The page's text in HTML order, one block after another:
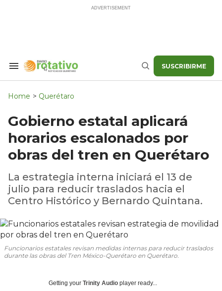
Search
Navigation
Buscar SUSCRIBIRME
Home > Querétaro
Gobierno estatal aplicará
horarios escalonados por
obras del tren en Querétaro
La estrategia interna iniciará el 13 de
julio para reducir traslados hacia el
Centro Histórico y Bernardo Quintana.
Funcionarios estatales revisan medidas internas para reducir traslados
durante las obras del Tren México-Querétaro en Querétaro.
Getting your Trinity Audio player ready...